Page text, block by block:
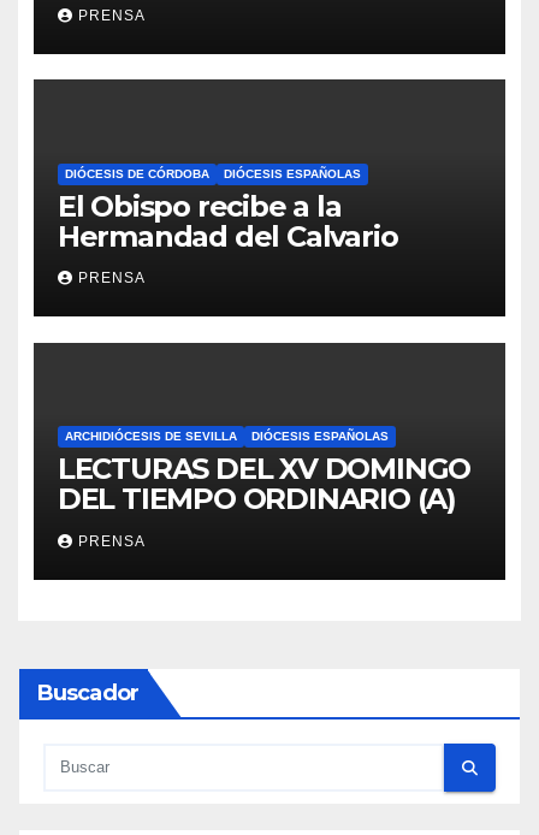
PRENSA
DIÓCESIS DE CÓRDOBA DIÓCESIS ESPAÑOLAS
El Obispo recibe a la
Hermandad del Calvario
PRENSA
ARCHIDIÓCESIS DE SEVILLA DIÓCESIS ESPAÑOLAS
LECTURAS DEL XV DOMINGO
DEL TIEMPO ORDINARIO (A)
PRENSA
Buscador